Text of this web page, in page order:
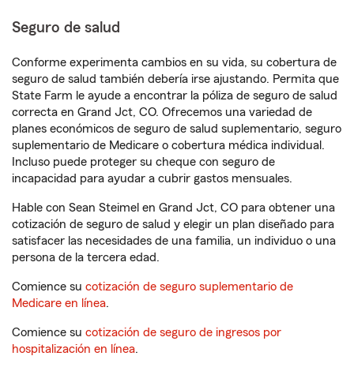
Seguro de salud
Conforme experimenta cambios en su vida, su cobertura de
seguro de salud también debería irse ajustando. Permita que
State Farm le ayude a encontrar la póliza de seguro de salud
correcta en Grand Jct, CO. Ofrecemos una variedad de
planes económicos de seguro de salud suplementario, seguro
suplementario de Medicare o cobertura médica individual.
Incluso puede proteger su cheque con seguro de
incapacidad para ayudar a cubrir gastos mensuales.
Hable con Sean Steimel en Grand Jct, CO para obtener una
cotización de seguro de salud y elegir un plan diseñado para
satisfacer las necesidades de una familia, un individuo o una
persona de la tercera edad.
Comience su cotización de seguro suplementario de
Medicare en línea.
Comience su cotización de seguro de ingresos por
hospitalización en línea.